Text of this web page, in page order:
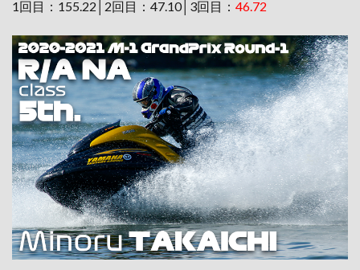
1回目：155.22│2回目：47.10│3回目： 46.72